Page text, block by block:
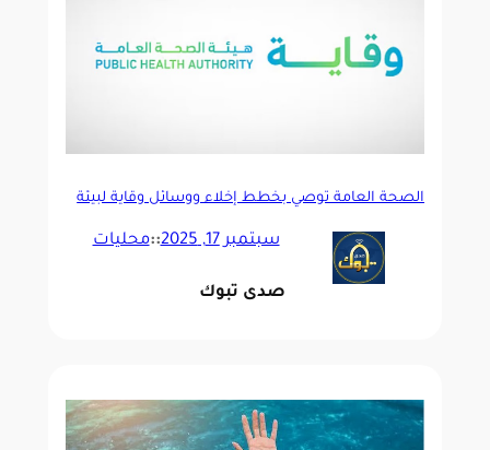
الصحة العامة توصي بخطط إخلاء ووسائل وقاية لبيئة
سبتمبر 17, 2025 ::محليات
صدى تبوك